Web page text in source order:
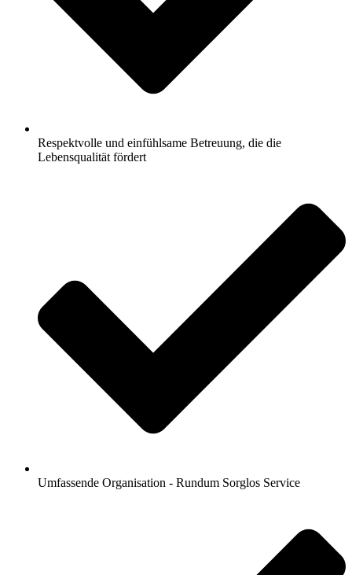
Respektvolle und einfühlsame Betreuung, die die
Lebensqualität fördert
Umfassende Organisation - Rundum Sorglos Service